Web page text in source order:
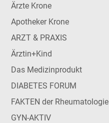
Ärzte Krone
Apotheker Krone
ARZT & PRAXIS
Ärztin+Kind
Das Medizinprodukt
DIABETES FORUM
FAKTEN der Rheumatologie
GYN-AKTIV